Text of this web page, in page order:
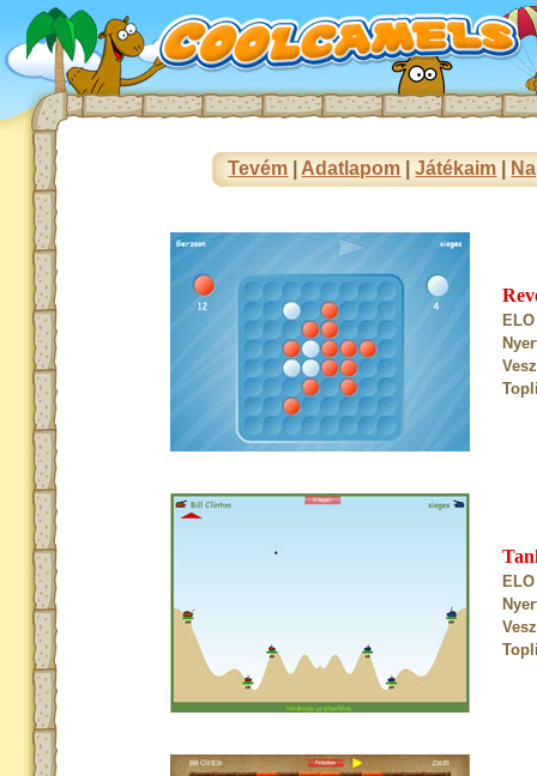
Tevém Adatlapom |Játékaim